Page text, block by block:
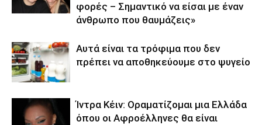
φορές – Σημαντικό να είσαι με έναν
άνθρωπο που θαυμάζεις»
Αυτά είναι τα τρόφιμα που δεν
πρέπει να αποθηκεύουμε στο ψυγείο
Ίντρα Κέιν: Οραματίζομαι μια Ελλάδα
όπου οι Αφροέλληνες θα είναι